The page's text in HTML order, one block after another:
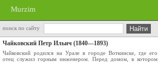
Murzim
поиск по сайту
Чайковский Петр Ильич (1840—1893)
Чайковский родился на Урале в городе Воткинске, где его
отец служил горным инженером. Перед домом, в котором